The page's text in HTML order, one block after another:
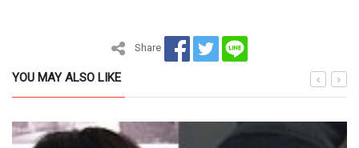
Share
YOU MAY ALSO LIKE